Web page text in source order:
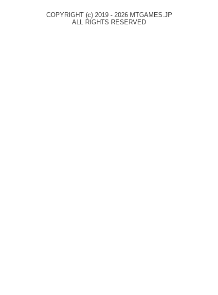
COPYRIGHT (c) 2019 - 2026 MTGAMES.JP
ALL RIGHTS RESERVED